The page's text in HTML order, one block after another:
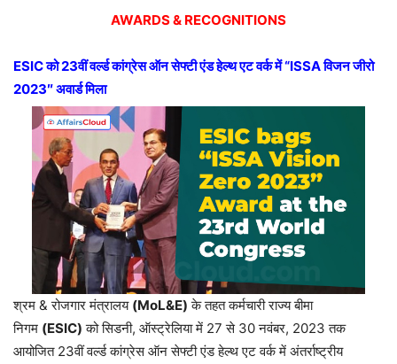
AWARDS & RECOGNITIONS
ESICको23वीं वर्ल्ड कांग्रेस ऑन सेफ्टी एंड हेल्थ एट वर्क में“ISSAविजन जीरो
2023″अवार्ड मिला
श्रम & रोजगार मंत्रालय (MoL&E) के तहत कर्मचारी राज्य बीमा
निगम (ESIC) को सिडनी, ऑस्ट्रेलिया में 27 से 30 नवंबर, 2023 तक
आयोजित 23वीं वर्ल्ड कांग्रेस ऑन सेफ्टी एंड हेल्थ एट वर्क में अंतर्राष्ट्रीय